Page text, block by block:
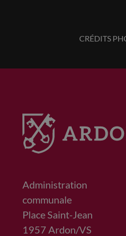
CRÉDITS
Administration
communale
Place Saint-Jean
1957 Ardon/VS